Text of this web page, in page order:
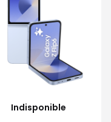
Indisponible